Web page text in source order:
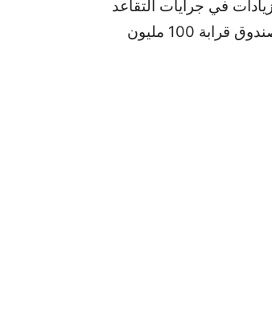
في جرايات التقاعد
في النظام العام للصندوق الوطني للضمان الاجتماعي ستكلّف الصندوق قرابة 100 مليون